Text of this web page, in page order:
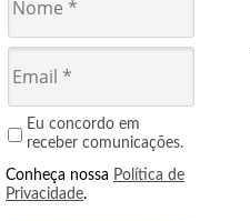
Eu concordo em
receber comunicações.
Conheça nossa Política de
Privacidade.